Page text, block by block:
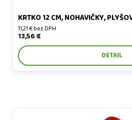
KRTKO 12 CM, NOHAVIČKY,
11,21 € bez DPH
13,56 €
DETAIL